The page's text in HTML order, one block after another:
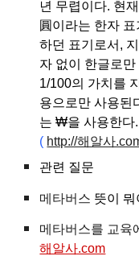
년 무렵이다. 현
圓이라는 한자
하던 표기로서,
자 없이 한글로
1/100의 가치를
용으로만 사용된
는 ₩을 사용한다
( http://해알사
관련 질문
메타버스 뜻이 뭐
메타버스를 교육
해알사.com